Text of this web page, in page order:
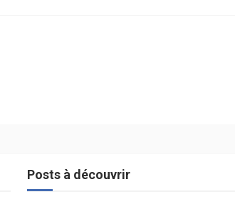
Posts à découvrir